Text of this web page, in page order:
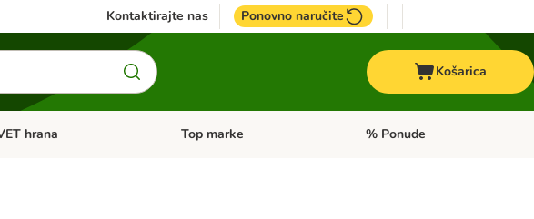
Kontaktirajte nas Ponovno naručite
Košarica
kategorija: Ptice
hrana Pregled kategorija: + VET hrana
Top marke Pregled kategorija: Top marke
% Ponude